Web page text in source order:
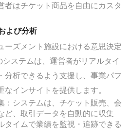
者はチケット商品を自由にカスタ
よび分析
ーズメント施設における意思決定
ステムは、運営者がリアルタイ
分析できるよう支援し、事業パフ
なインサイトを提供します。
：システムは、チケット販売、会
ど、取引データを自動的に収集
タイムで業績を監視・追跡できる